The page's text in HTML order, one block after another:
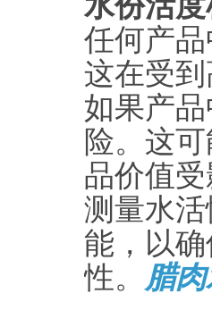
任何产
这在受
如果产
险。这
品价值
测量水
能，以
性。 腊